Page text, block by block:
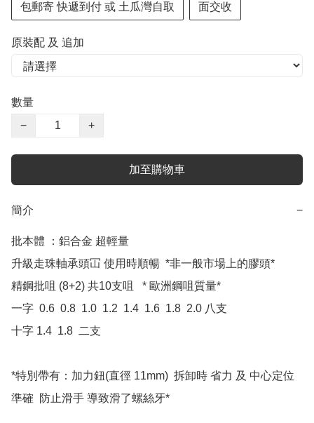
包郵寄 快遞到付 或 土瓜灣自取 面交收
原裝配 及 追加
數量
−
+
加至購物車
簡介 −
批本體 ：鋁合金 超輕量
升級走珠軸承頭冚 使用時順暢  *非一般市場上的膠頭*
精鋼批咀 (8+2) 共10支咀   * 歐洲鋼咀質量*
一字  0.6  0.8  1.0  1.2  1.4  1.6  1.8  2.0 八支
十字 1.4  1.8  二支
*特別帶有：加力鈕(直徑 11mm)  拆卸時 省力 及 中心定位
準確  防止滑手 導致滑了螺絲牙*